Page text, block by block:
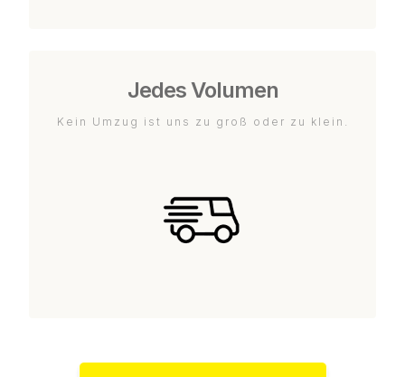
Jedes Volumen
Kein Umzug ist uns zu groß oder zu klein.